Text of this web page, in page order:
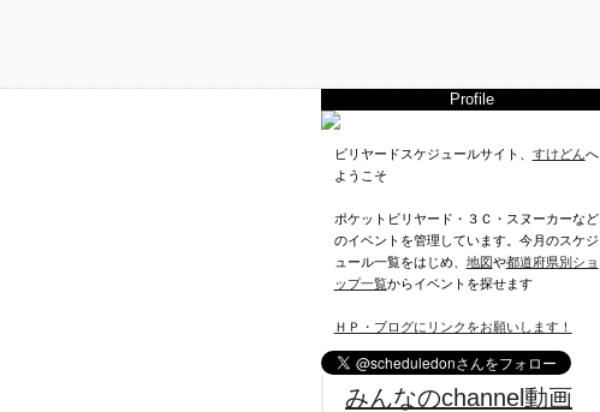
Profile
ビリヤードスケジュールサイト、 すけどんへ
ようこそ
ポケットビリヤード・３Ｃ・スヌーカーなど
のイベントを管理しています。今月のスケジ
ュール一覧をはじめ、 地図や都道府県別ショ
ップ一覧からイベントを探せます
ＨＰ・ブログにリンクをお願いします！
みんなのchannel動画